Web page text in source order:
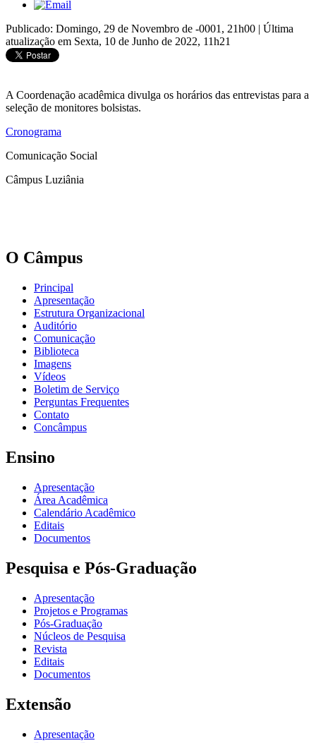
Publicado: Domingo, 29 de Novembro de -0001, 21h00 | Última
atualização em Sexta, 10 de Junho de 2022, 11h21
A Coordenação acadêmica divulga os horários das entrevistas para a
seleção de monitores bolsistas.
Cronograma
Comunicação Social
Câmpus Luziânia
O Câmpus
Principal
Apresentação
Estrutura Organizacional
Auditório
Comunicação
Biblioteca
Imagens
Vídeos
Boletim de Serviço
Perguntas Frequentes
Contato
Concâmpus
Ensino
Apresentação
Área Acadêmica
Calendário Acadêmico
Editais
Documentos
Pesquisa e Pós-Graduação
Apresentação
Projetos e Programas
Pós-Graduação
Núcleos de Pesquisa
Revista
Editais
Documentos
Extensão
Apresentação